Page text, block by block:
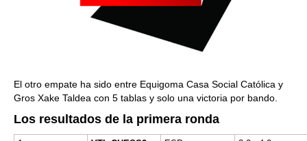
El otro empate ha sido entre Equigoma Casa Social Católica y
Gros Xake Taldea con 5 tablas y solo una victoria por bando.
Los resultados de la primera ronda